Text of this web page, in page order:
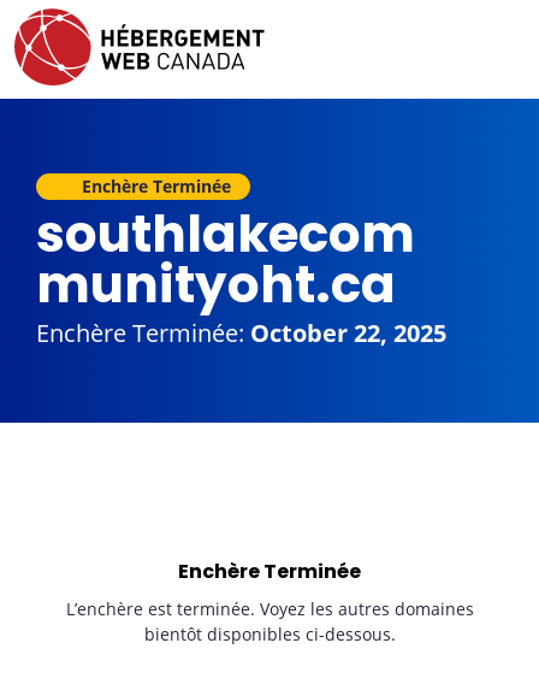
Enchère Terminée
southlakecom
munityoht.ca
Enchère Terminée: October 22, 2025
Enchère Terminée
L’enchère est terminée. Voyez les autres domaines
bientôt disponibles ci-dessous.